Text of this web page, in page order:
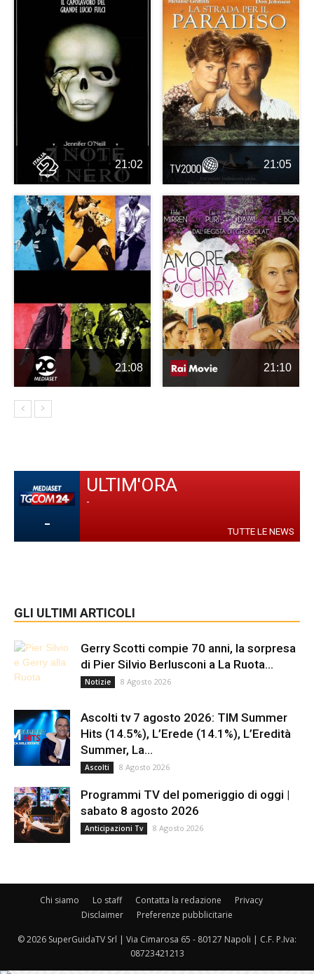
21:02 21:05
21:08 21:10
-
ULTIM'ORA
-
TUTTE LE NEWS
GLI ULTIMI ARTICOLI
Gerry Scotti compie 70 anni, la sorpresa
di Pier Silvio Berlusconi a La Ruota...
Notizie 8 Agosto 2026
Ascolti tv 7 agosto 2026: TIM Summer
Hits (14.5%), L’Erede (14.1%), L’Eredità
Summer, La...
Ascolti 8 Agosto 2026
Programmi TV del pomeriggio di oggi |
sabato 8 agosto 2026
Anticipazioni Tv 8 Agosto 2026
Chi siamo Lo staff Contatta la redazione
Privacy
Disclaimer
Preferenze pubblicitarie
© 2026 SuperGuidaTV Srl | Via Cimarosa 65 - 80127 Napoli | C.F. P.Iva:
08723421213